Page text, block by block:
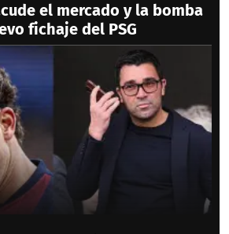
el mercado y la bomba
fichaje del PSG